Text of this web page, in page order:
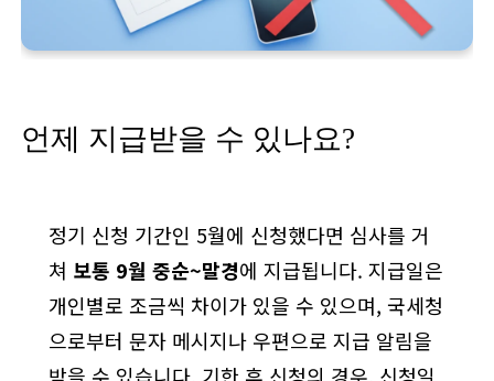
언제 지급받을 수 있나요?
정기 신청 기간인 5월에 신청했다면 심사를 거
쳐 보통 9월 중순~말경에 지급됩니다. 지급일은
개인별로 조금씩 차이가 있을 수 있으며, 국세청
으로부터 문자 메시지나 우편으로 지급 알림을